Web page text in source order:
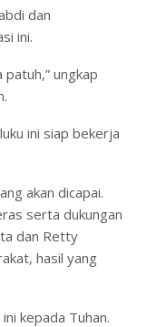
dan
ini.
ungkap
ini siap bekerja
akan dicapai.
serta dukungan
dan Retty
hasil yang
kepada Tuhan.